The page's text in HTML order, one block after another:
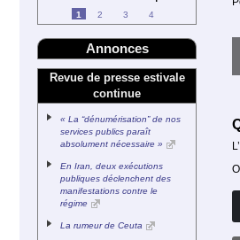
1
2 3 4
Annonces
Revue de presse estivale
continue
« La “dénumérisation” de nos
services publics paraît
absolument nécessaire »
En Iran, deux exécutions
publiques déclenchent des
manifestations contre le
régime
La rumeur de Ceuta